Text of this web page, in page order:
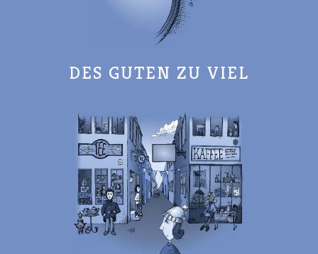
DES GUTEN ZU VIEL